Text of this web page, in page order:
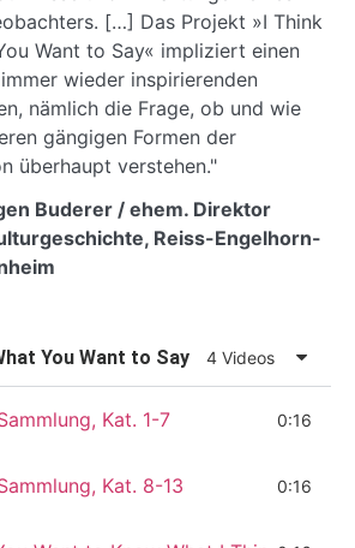
[…] Das Projekt »I Think
Want to Say« impliziert einen
wieder inspirierenden
nämlich die Frage, ob und wie
gängigen Formen der
überhaupt verstehen."
Buderer / ehem. Direktor
Reiss-Engelhorn-
You Want to Say 4 Videos
Kat. 1-7 0:16
Kat. 8-13 0:16